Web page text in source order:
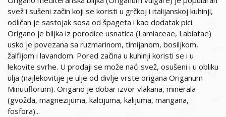
svež i sušeni začin koji se koristi u grčkoj i italijanskoj kuhinji,
odličan je sastojak sosa od špageta i kao dodatak pici.
Origano je biljka iz porodice usnatica (Lamiaceae, Labiatae)
usko je povezana sa ruzmarinom, timijanom, bosiljkom,
žalfijom i lavandom. Pored začina u kuhinji koristi se i u
lekovite svrhe. U prodaji se može naći svež, osušeni i u obliku
ulja (najlekovitije je ulje od divlje vrste origana Origanum
Minutiflorum). Origano je dobar izvor vlakana, minerala
(gvožđa, magnezijuma, kalcijuma, kalijuma, mangana,
fosfora)...